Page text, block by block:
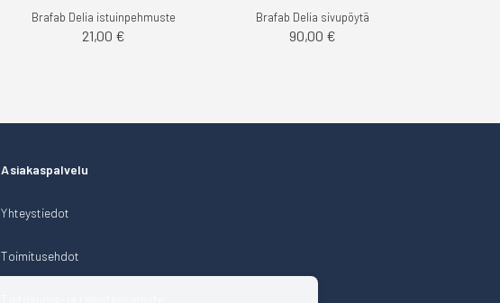
Brafab Delia istuinpehmuste
21,00 €
Brafab Delia sivupöytä
90,00 €
Asiakaspalvelu
Yhteystiedot
Toimitusehdot